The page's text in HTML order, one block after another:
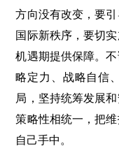
方向没有改变，要
国际新秩序，要切
机遇期提供保障。
略定力、战略自信
局，坚持统筹发展
策略性相统一，把
自己手中。